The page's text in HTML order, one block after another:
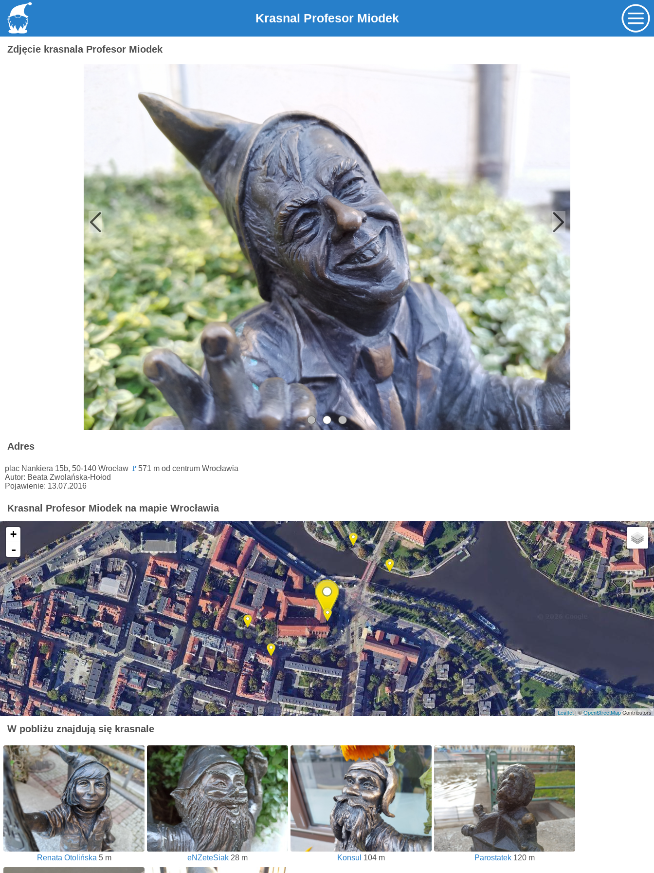
Krasnal Profesor Miodek
Zdjęcie krasnala Profesor Miodek
Adres
plac Nankiera 15b, 50-140 Wrocław 🚩 571 m od centrum Wrocławia
Autor: Beata Zwolańska-Hołod
Pojawienie: 13.07.2016
Krasnal Profesor Miodek na mapie Wrocławia
+
-
Leaflet| ©OpenStreetMapContributors
W pobliżu znajdują się krasnale
Renata Otolińska 5 m eNZeteSiak 28 m Konsul 104 m Parostatek 120 m